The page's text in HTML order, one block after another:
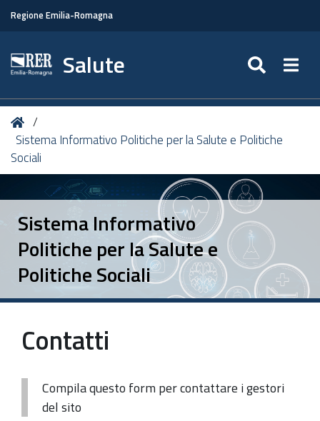
Regione Emilia-Romagna
Salute
Tu
sei
qui:
Home
Sistema Informativo Politiche per la Salute e Politiche
Sociali
Sistema Informativo
Politiche per la Salute e
Politiche Sociali
Contatti
Compila questo form per contattare i gestori
del sito